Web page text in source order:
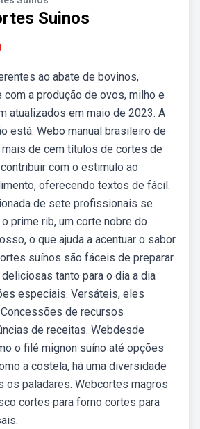
Suinos
ao abate de bovinos,
a produção de ovos, milho e
atualizados em maio de 2023. A
está. Webo manual brasileiro de
de cem títulos de cortes de
com o estimulo ao
oferecendo textos de fácil.
de sete profissionais se.
prime rib, um corte nobre do
o que ajuda a acentuar o sabor
suínos são fáceis de preparar
tanto para o dia a dia
especiais. Versáteis, eles
de recursos
de receitas. Webdesde
o filé mignon suíno até opções
a costela, há uma diversidade
os paladares. Webcortes magros
cortes para forno cortes para